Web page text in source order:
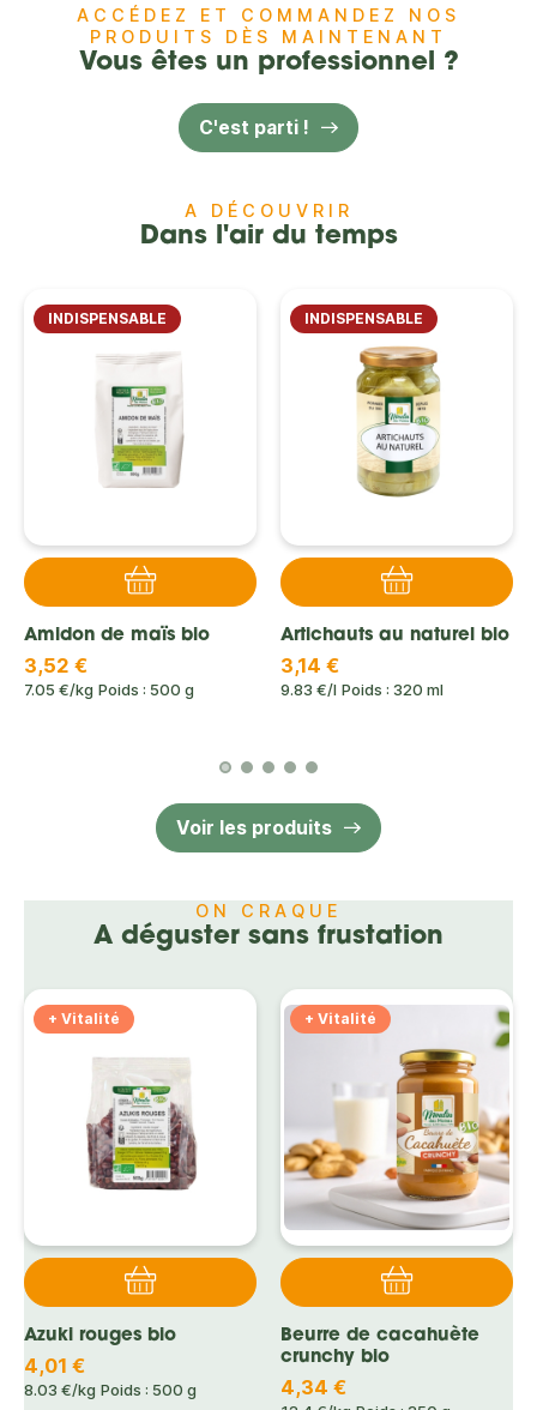
ACCÉDEZ ET COMMANDEZ NOS
PRODUITS DÈS MAINTENANT
Vous êtes un professionnel ?
C'est parti !
A DÉCOUVRIR
Dans l'air du temps
INDISPENSABLE
Amidon de maïs bio
3,52 €
7.05 €/kg Poids : 500 g
INDISPENSABLE
Artichauts au naturel bio
3,14 €
9.83 €/l Poids : 320 ml
Voir les produits
ON CRAQUE
A déguster sans frustation
+ Vitalité
Azuki rouges bio
4,01 €
8.03 €/kg Poids : 500 g
+ Vitalité
Beurre de cacahuète
crunchy bio
4,34 €